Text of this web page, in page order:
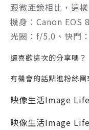
跟微距鏡相比，這
機身：Canon EOS
光圈：f/5.0、快門
還喜歡這次的分享嗎？
有機會的話點進粉絲
映像生活Image
映像生活Image